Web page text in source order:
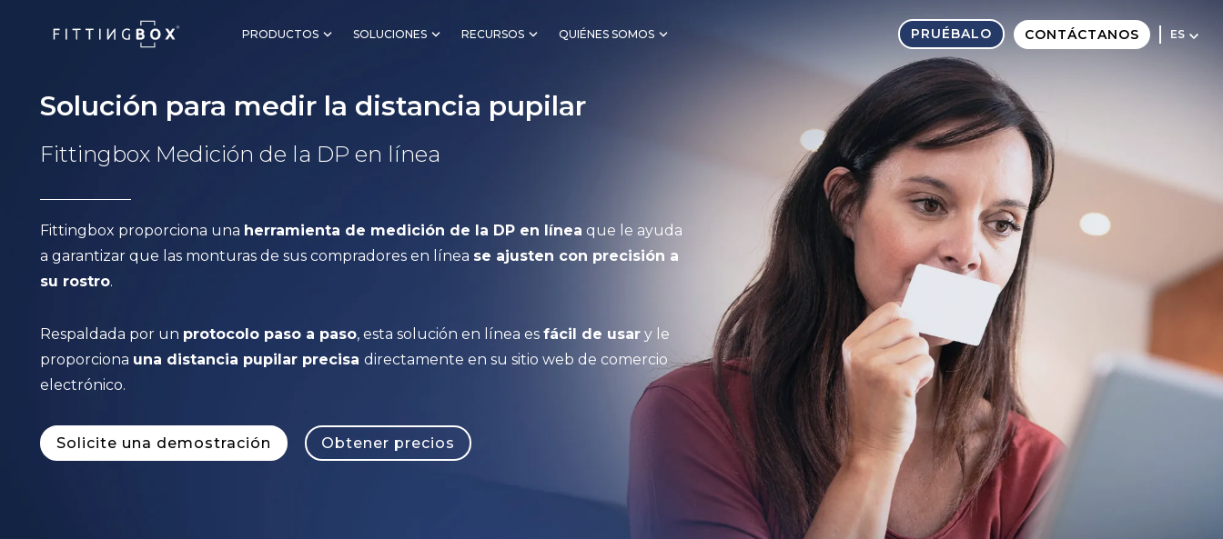
PRODUCTOS SOLUCIONES RECURSOS QUIÉNES SOMOS CONTÁCTANOS
PRUÉBALO ES
Solución para medir la distancia pupilar
Fittingbox Medición de la DP en línea
Fittingbox proporciona una herramienta de medición de la DP en línea que le ayuda
a garantizar que las monturas de sus compradores en línea se ajusten con precisión a
su rostro.
Respaldada por un protocolo paso a paso, esta solución en línea es fácil de usar y le
proporciona una distancia pupilar precisa directamente en su sitio web de comercio
electrónico.
Solicite una demostración Obtener precios